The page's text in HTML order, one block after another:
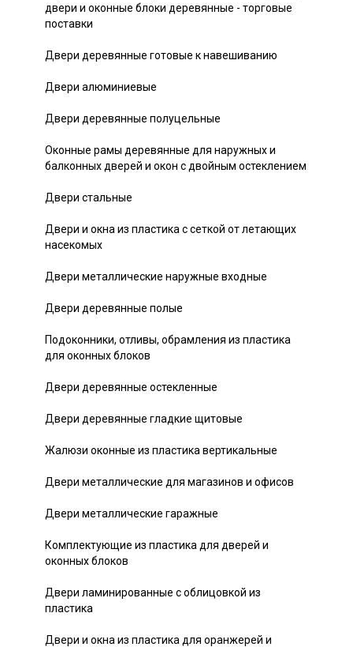
двери и оконные блоки деревянные - торговые
поставки
Двери деревянные готовые к навешиванию
Двери алюминиевые
Двери деревянные полуцельные
Оконные рамы деревянные для наружных и
балконных дверей и окон с двойным остеклением
Двери стальные
Двери и окна из пластика с сеткой от летающих
насекомых
Двери металлические наружные входные
Двери деревянные полые
Подоконники, отливы, обрамления из пластика
для оконных блоков
Двери деревянные остекленные
Двери деревянные гладкие щитовые
Жалюзи оконные из пластика вертикальные
Двери металлические для магазинов и офисов
Двери металлические гаражные
Комплектующие из пластика для дверей и
оконных блоков
Двери ламинированные с облицовкой из
пластика
Двери и окна из пластика для оранжерей и